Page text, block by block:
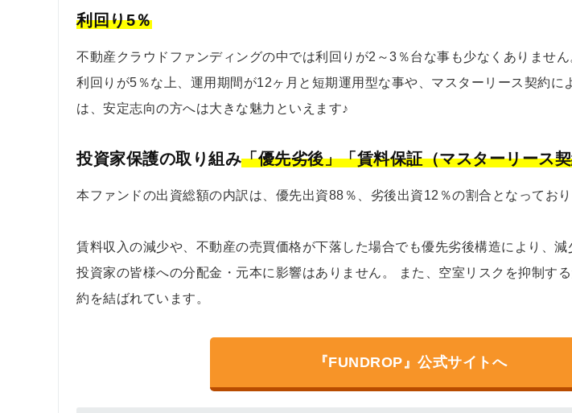
利回り5％
不動産クラウドファンディングの中では利回りが2～3％台な事も少なくありません
利回りが5％な上、運用期間が12ヶ月と短期運用型な事や、マスターリース契約に
は、安定志向の方へは大きな魅力といえます♪
投資家保護の取り組み「優先劣後」「賃料保証（マスターリース
本ファンドの出資総額の内訳は、優先出資88％、劣後出資12％の割合となっており
賃料収入の減少や、不動産の売買価格が下落した場合でも優先劣後構造により、
投資家の皆様への分配金・元本に影響はありません。 また、空室リスクを抑制す
約を結ばれています。
『FUNDROP』公式サイトへ